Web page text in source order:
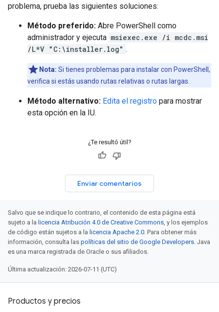
problema, prueba las siguientes soluciones:
Método preferido: Abre PowerShell como
administrador y ejecuta msiexec.exe /i mcdc.msi
/L*V "C:\installer.log" .
Nota: Si tienes problemas para instalar con PowerShell,
verifica si estás usando rutas relativas o rutas largas.
Método alternativo: Edita el registro para mostrar
esta opción en la IU.
¿Te resultó útil?
Enviar comentarios
Salvo que se indique lo contrario, el contenido de esta página está
sujeto a la licencia Atribución 4.0 de Creative Commons, y los ejemplos
de código están sujetos a la licencia Apache 2.0. Para obtener más
información, consulta las políticas del sitio de Google Developers. Java
es una marca registrada de Oracle o sus afiliados.
Última actualización: 2026-07-11 (UTC)
Productos y precios